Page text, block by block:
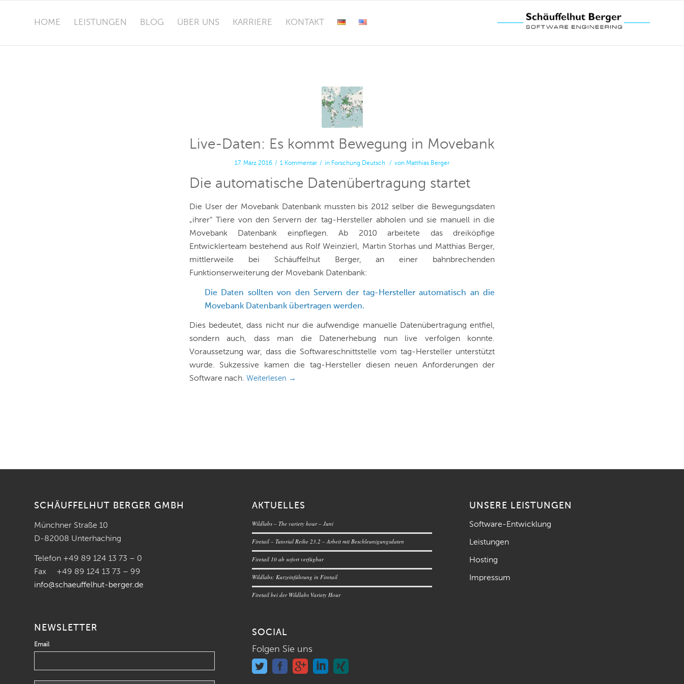
HOME LEISTUNGEN BLOG ÜBER UNS KARRIERE KONTAKT
Live-Daten: Es kommt Bewegung in Movebank
17. März 2016 / 1 Kommentar / in Forschung Deutsch / von Matthias Berger
Die automatische Datenübertragung startet
Die User der Movebank Datenbank mussten bis 2012 selber die Bewegungsdaten
„ihrer“ Tiere von den Servern der tag-Hersteller abholen und sie manuell in die
Movebank Datenbank einpflegen. Ab 2010 arbeitete das dreiköpfige
Entwicklerteam bestehend aus Rolf Weinzierl, Martin Storhas und Matthias Berger,
mittlerweile bei Schäuffelhut Berger, an einer bahnbrechenden
Funktionserweiterung der Movebank Datenbank:
Die Daten sollten von den Servern der tag-Hersteller automatisch an die
Movebank Datenbank übertragen werden.
Dies bedeutet, dass nicht nur die aufwendige manuelle Datenübertragung entfiel,
sondern auch, dass man die Datenerhebung nun live verfolgen konnte.
Voraussetzung war, dass die Softwareschnittstelle vom tag-Hersteller unterstützt
wurde. Sukzessive kamen die tag-Hersteller diesen neuen Anforderungen der
Software nach. Weiterlesen →
SCHÄUFFELHUT BERGER GMBH
Münchner Straße 10
D-82008 Unterhaching
Telefon +49 89 124 13 73 – 0
Fax +49 89 124 13 73 – 99
info@schaeuffelhut-berger.de
NEWSLETTER
Email
AKTUELLES
Wildlabs – The variety hour – Juni
Firetail – Tutorial Reihe 23.2 – Arbeit mit Beschleunigungsdaten
Firetail 10 ab sofort verfügbar
Wildlabs: Kurzeinführung in Firetail
Firetail bei der Wildlabs Variety Hour
SOCIAL
Folgen Sie uns
UNSERE LEISTUNGEN
Software-Entwicklung
Leistungen
Hosting
Impressum